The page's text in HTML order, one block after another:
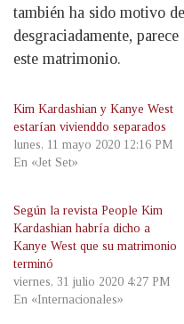
también ha sido motivo
desgraciadamente,
este matrimonio.
Kim Kardashian y Kanye West
estarían vivienddo separados
lunes, 11 mayo 2020 12:16 PM
En «Jet Set»
Según la revista People Kim
Kardashian habría dicho a
Kanye West que su matrimonio
terminó
viernes, 31 julio 2020 4:27 PM
En «Internacionales»